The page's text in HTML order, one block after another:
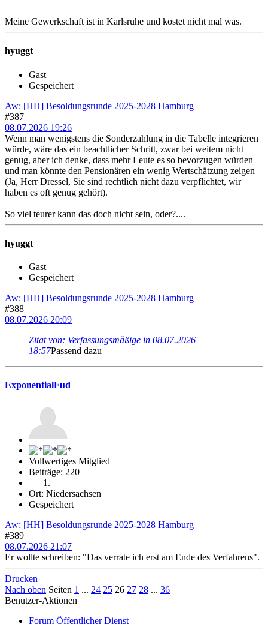
Meine Gewerkschaft ist in Karlsruhe und kostet nicht mal was.
hyuggt
Gast
Gespeichert
Aw: [HH] Besoldungsrunde 2025-2028 Hamburg
#387
08.07.2026 19:26
Wenn man wenigstens die Sonderzahlung in die Tabelle integrieren
würde, wäre das ein beachtlicher Schritt, zwar bei weitem nicht
genug, aber ich denke, dass mehr Leute es so bevorzugen würden
und man könnte den Pensionären ein wenig Wertschätzung zeigen
(Ja, Herr Dressel, Sie sind rechtlich nicht dazu verpflichtet, wir
haben es oft genug gehört).
So viel teurer kann das doch nicht sein, oder?....
hyuggt
Gast
Gespeichert
Aw: [HH] Besoldungsrunde 2025-2028 Hamburg
#388
08.07.2026 20:09
Zitat von: Verfassungsmäßige in 08.07.2026
18:57Passend dazu
ExponentialFud
Vollwertiges Mitglied
Beiträge: 220
Ort: Niedersachsen
Gespeichert
Aw: [HH] Besoldungsrunde 2025-2028 Hamburg
#389
08.07.2026 21:07
Er wollte schreiben: "Das verrate ich erst am Ende des Verfahrens".
Drucken
Nach oben Seiten 1 ... 24 25 26 27 28 ... 36
Benutzer-Aktionen
Forum Öffentlicher Dienst